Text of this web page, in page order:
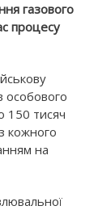
газового
процесу
особового
150 тисяч
кожного
на